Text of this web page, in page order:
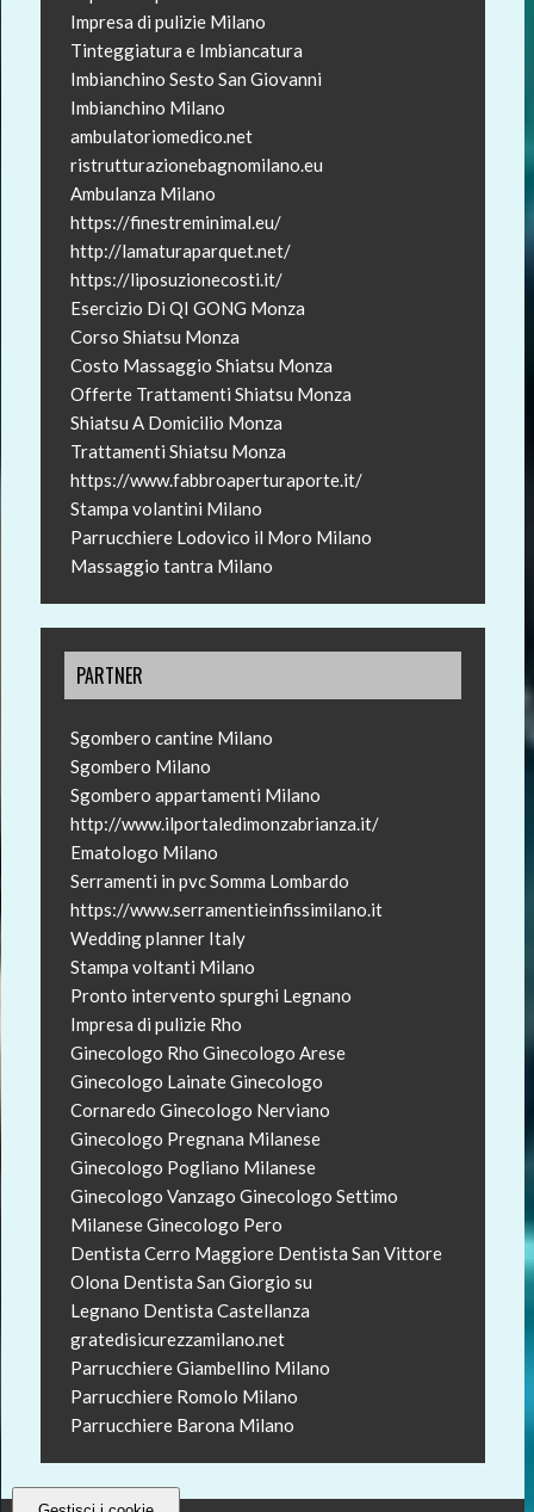
Impresa di pulizie Milano
Tinteggiatura e Imbiancatura
Imbianchino Sesto San Giovanni
Imbianchino Milano
ambulatoriomedico.net
ristrutturazionebagnomilano.eu
Ambulanza Milano
https://finestreminimal.eu/
http://lamaturaparquet.net/
https://liposuzionecosti.it/
Esercizio Di QI GONG Monza
Corso Shiatsu Monza
Costo Massaggio Shiatsu Monza
Offerte Trattamenti Shiatsu Monza
Shiatsu A Domicilio Monza
Trattamenti Shiatsu Monza
https://www.fabbroaperturaporte.it/
Stampa volantini Milano
Parrucchiere Lodovico il Moro Milano
Massaggio tantra Milano
PARTNER
Sgombero cantine Milano
Sgombero Milano
Sgombero appartamenti Milano
http://www.ilportaledimonzabrianza.it/
Ematologo Milano
Serramenti in pvc Somma Lombardo
https://www.serramentieinfissimilano.it
Wedding planner Italy
Stampa voltanti Milano
Pronto intervento spurghi Legnano
Impresa di pulizie Rho
Ginecologo Rho Ginecologo Arese
Ginecologo LainateGinecologo
Cornaredo Ginecologo Nerviano
Ginecologo Pregnana Milanese
Ginecologo Pogliano Milanese
Ginecologo Vanzago Ginecologo Settimo
MilaneseGinecologo Pero
Dentista Cerro Maggiore Dentista San Vittore
Olona Dentista San Giorgio su
Legnano Dentista Castellanza
gratedisicurezzamilano.net
Parrucchiere Giambellino Milano
Parrucchiere Romolo Milano
Parrucchiere Barona Milano